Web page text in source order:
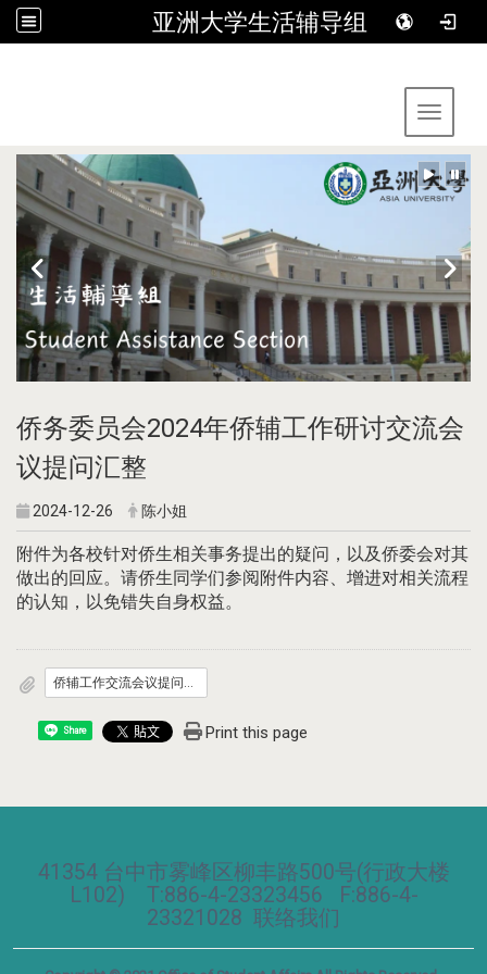
亚洲大学生活辅导组
Toggle
侨务委员会2024年侨辅工作研讨交流会
议提问汇整
2024-12-26 陈小姐
附件为各校针对侨生相关事务提出的疑问，以及侨委会对其
做出的回应。请侨生同学们参阅附件内容、增进对相关流程
的认知，以免错失自身权益。
侨辅工作交流会议提问汇整表.odt
Share Print this page
41354 台中市雾峰区柳丰路500号(行政大楼
L102) T:886-4-23323456 F:886-4-
23321028 联络我们